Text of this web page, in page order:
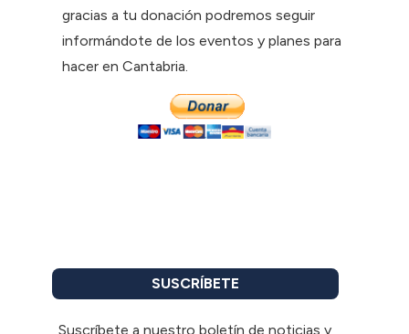
gracias a tu donación podremos seguir
informándote de los eventos y planes para
hacer en Cantabria.
SUSCRÍBETE
Suscríbete a nuestro boletín de noticias y